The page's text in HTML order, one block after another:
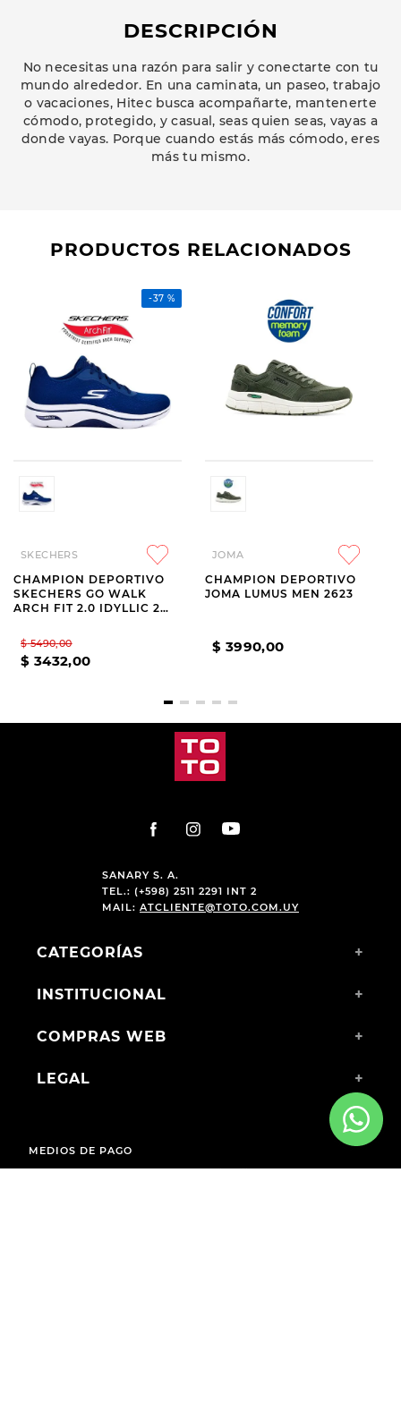
DESCRIPCIÓN
No necesitas una razón para salir y conectarte con tu
mundo alrededor. En una caminata, un paseo, trabajo
o vacaciones, Hitec busca acompañarte, mantenerte
cómodo, protegido, y casual, seas quien seas, vayas a
donde vayas. Porque cuando estás más cómodo, eres
más tu mismo.
PRODUCTOS RELACIONADOS
-37 %
SKECHERS
CHAMPION DEPORTIVO
SKECHERS GO WALK
ARCH FIT 2.0 IDYLLIC 2
$ 5490,00
$ 3432,00
JOMA
CHAMPION DEPORTIVO
JOMA LUMUS MEN 2623
$ 3990,00
SANARY S. A.
TEL.: (+598) 2511 2291 INT 2
MAIL: ATCLIENTE@TOTO.COM.UY
CATEGORÍAS +
INSTITUCIONAL +
COMPRAS WEB +
LEGAL +
MEDIOS DE PAGO